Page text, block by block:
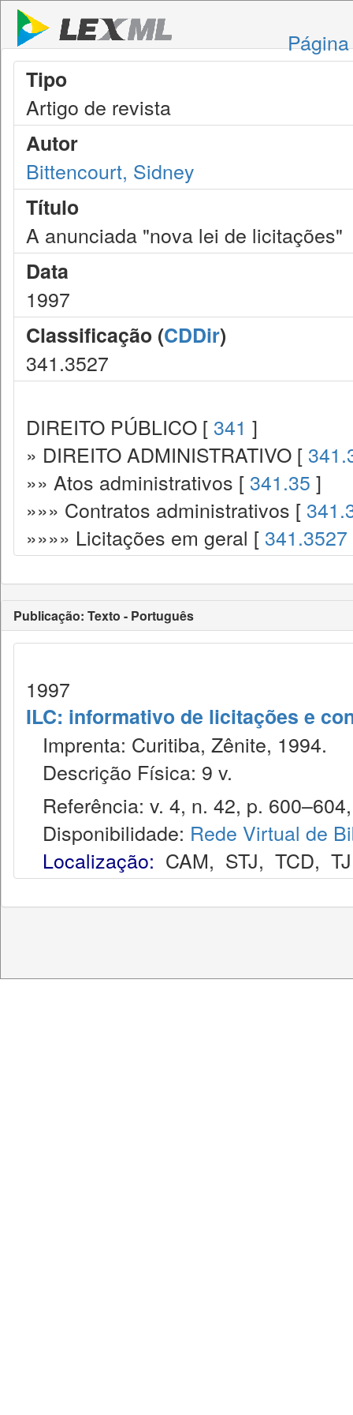
Tipo
Artigo de revista
Autor
Bittencourt, Sidney
Título
A anunciada "nova lei de licitações"
Data
1997
Classificação (CDDir)
341.3527
DIREITO PÚBLICO [ 341 ]
» DIREITO ADMINISTRATIVO [
»» Atos administrativos [ 341.35 ]
»»» Contratos administrativos [
»»»» Licitações em geral [ 341.3527
Publicação: Texto - Português
1997
ILC: informativo de licitações e
Imprenta: Curitiba, Zênite, 1994.
Descrição Física: 9 v.
Referência: v. 4, n. 42, p.
Disponibilidade: Rede Virtual de
Localização: CAM, STJ, TCD,